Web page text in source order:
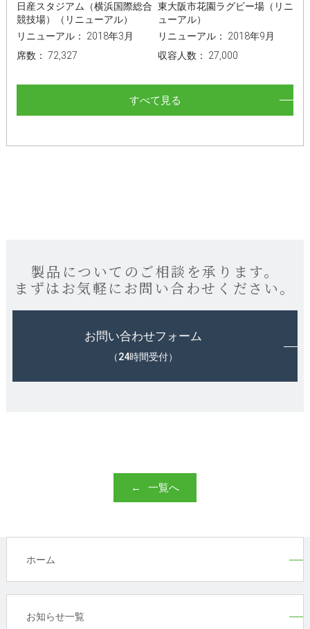
日産スタジアム（横浜国際総合
競技場）（リニューアル）
リニューアル： 2018年3月
席数： 72,327
東大阪市花園ラグビー場（リニ
ューアル）
リニューアル： 2018年9月
収容人数： 27,000
すべて見る
製品についてのご相談を承ります。
まずはお気軽にお問い合わせください。
お問い合わせフォーム
（24時間受付）
一覧へ
ホーム
お知らせ一覧